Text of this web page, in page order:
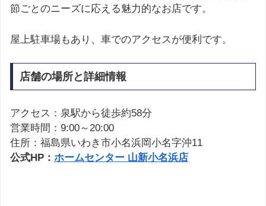
節ごとのニーズに応える魅力的なお店です。
屋上駐車場もあり、車でのアクセスが便利です。
店舗の場所と詳細情報
アクセス：泉駅から徒歩約58分
営業時間：9:00～20:00
住所：福島県いわき市小名浜岡小名字沖11
公式HP： ホームセンター 山新小名浜店